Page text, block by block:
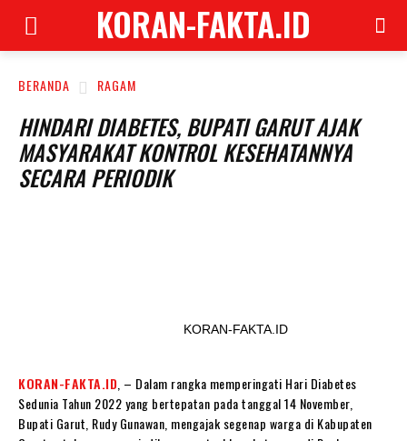
KORAN-FAKTA.ID
BERANDA RAGAM
HINDARI DIABETES, BUPATI GARUT AJAK
MASYARAKAT KONTROL KESEHATANNYA
SECARA PERIODIK
KORAN-FAKTA.ID
KORAN-FAKTA.ID , – Dalam rangka memperingati Hari Diabetes
Sedunia Tahun 2022 yang bertepatan pada tanggal 14 November,
Bupati Garut, Rudy Gunawan, mengajak segenap warga di Kabupaten